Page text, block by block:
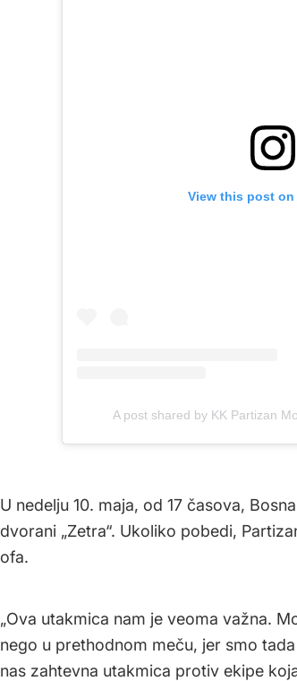
View this post on
A post shared by KK Partizan
U nedelju 10. maja, od 17 časova,
dvorani „Zetra“. Ukoliko pobedi,
ofa.
„Ova utakmica nam je veoma važna.
nego u prethodnom meču, jer smo
nas zahtevna utakmica protiv ekipe